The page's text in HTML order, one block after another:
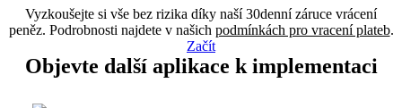
Vyzkoušejte si vše bez rizika díky naší 30denní záruce vrácení
peněz. Podrobnosti najdete v našich podmínkách pro vracení plateb.
Začít
Objevte další aplikace k implementaci